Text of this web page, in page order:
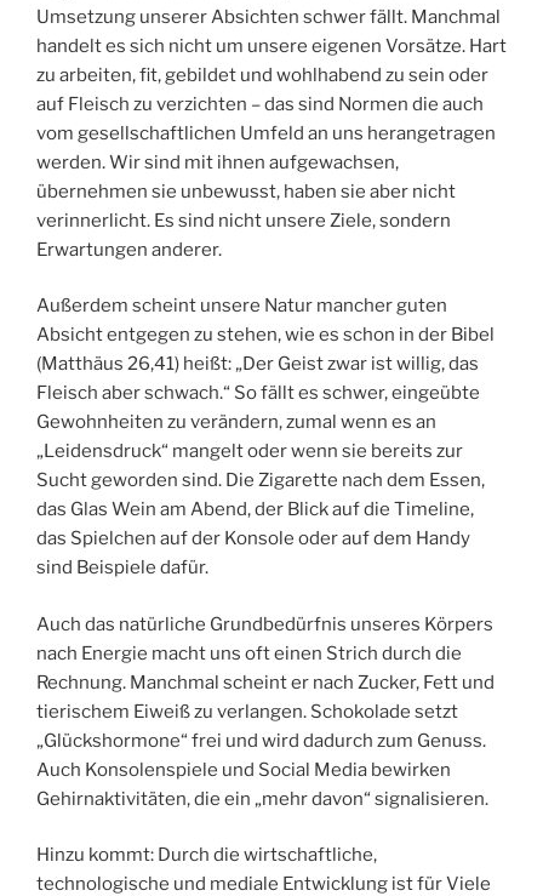
Umsetzung unserer Absichten schwer fällt. Manchmal
handelt es sich nicht um unsere eigenen Vorsätze. Hart
zu arbeiten, fit, gebildet und wohlhabend zu sein oder
auf Fleisch zu verzichten – das sind Normen die auch
vom gesellschaftlichen Umfeld an uns herangetragen
werden. Wir sind mit ihnen aufgewachsen,
übernehmen sie unbewusst, haben sie aber nicht
verinnerlicht. Es sind nicht unsere Ziele, sondern
Erwartungen anderer.
Außerdem scheint unsere Natur mancher guten
Absicht entgegen zu stehen, wie es schon in der Bibel
(Matthäus 26,41) heißt: „Der Geist zwar ist willig, das
Fleisch aber schwach.“ So fällt es schwer, eingeübte
Gewohnheiten zu verändern, zumal wenn es an
„Leidensdruck“ mangelt oder wenn sie bereits zur
Sucht geworden sind. Die Zigarette nach dem Essen,
das Glas Wein am Abend, der Blick auf die Timeline,
das Spielchen auf der Konsole oder auf dem Handy
sind Beispiele dafür.
Auch das natürliche Grundbedürfnis unseres Körpers
nach Energie macht uns oft einen Strich durch die
Rechnung. Manchmal scheint er nach Zucker, Fett und
tierischem Eiweiß zu verlangen. Schokolade setzt
„Glückshormone“ frei und wird dadurch zum Genuss.
Auch Konsolenspiele und Social Media bewirken
Gehirnaktivitäten, die ein „mehr davon“ signalisieren.
Hinzu kommt: Durch die wirtschaftliche,
technologische und mediale Entwicklung ist für Viele